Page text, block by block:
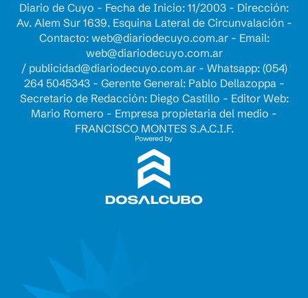
Diario de Cuyo - Fecha de Inicio: 11/2003 - Dirección:
Av. Alem Sur 1639. Esquina Lateral de Circunvalación -
Contacto: web@diariodecuyo.com.ar- Email:
web@diariodecuyo.com.ar
/ publicidad@diariodecuyo.com.ar- Whatsapp: (054)
264 5045343 - Gerente General: Pablo Dellazoppa -
Secretario de Redacción: Diego Castillo - Editor Web:
Mario Romero - Empresa propietaria del medio -
FRANCISCO MONTES S.A.C.I.F.